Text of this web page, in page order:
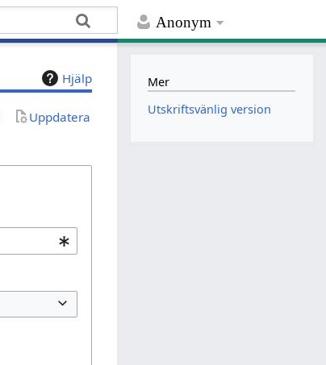
Anonym
Hjälp
Uppdatera
Mer
Utskriftsvänlig version